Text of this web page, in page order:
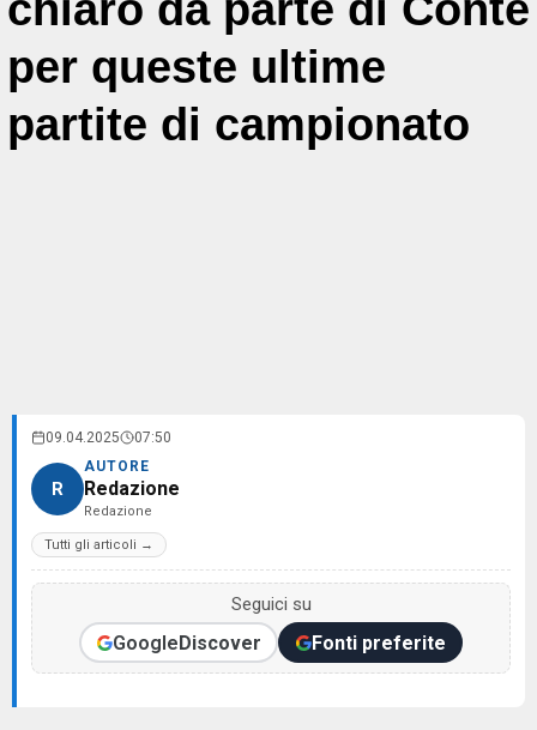
per queste ultime
partite di campionato
09.04.2025 07:50
R
AUTORE
Redazione
Redazione
Tutti gli articoli →
Seguici su
GoogleDiscover Fonti preferite